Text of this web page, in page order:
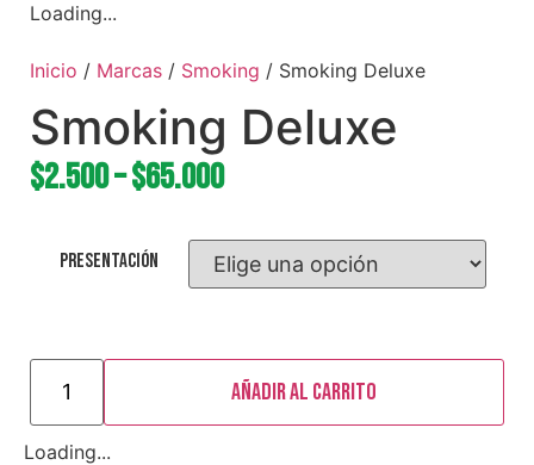
Loading...
Inicio / Marcas / Smoking / Smoking Deluxe
Smoking Deluxe
$2.500–$65.000
Presentación
Añadir al carrito
Loading...